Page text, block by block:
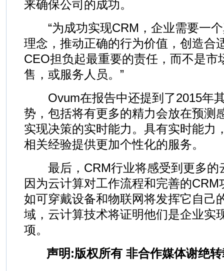
来确保公司的成功。
“为成功实现CRM，企业需要一个
理念，推动正确的行为价值，创造合
CEO担负起最重要的责任，而不是市
售，或服务人员。”
Ovum在报告中还提到了2015年
势，包括将有更多的精力会放在预测
实现决策的实时能力。具有实时能力
相关经验提供更加个性化的服务。
最后，CRM行业将感受到更多的
因为云计算对工作流程和完善的
如可穿戴设备和物联网将发挥它自己
域，云计算技术将证明他们是企业实
项。
声明:版权所有 非合作媒体谢绝转